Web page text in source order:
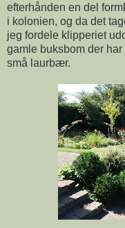
efterhånden en del
i kolonien, og da det
jeg fordele klipperiet
gamle buksbom der
små laurbær.